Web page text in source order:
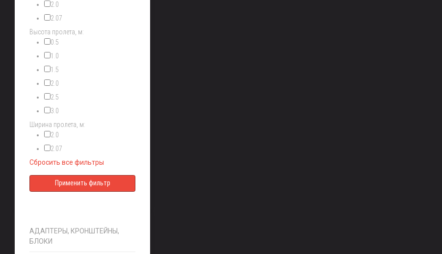
2.0
2.07
Высота пролета, м:
0.5
1.0
1.5
2.0
2.5
3.0
Ширина пролета, м:
2.0
2.07
Сбросить все фильтры
АДАПТЕРЫ, КРОНШТЕЙНЫ,
БЛОКИ